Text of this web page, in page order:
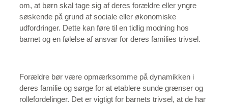
om, at børn skal tage sig af deres forældre eller yngre
søskende på grund af sociale eller økonomiske
udfordringer. Dette kan føre til en tidlig modning hos
barnet og en følelse af ansvar for deres families trivsel.
Forældre bør være opmærksomme på dynamikken i
deres familie og sørge for at etablere sunde grænser og
rollefordelinger. Det er vigtigt for barnets trivsel, at de har